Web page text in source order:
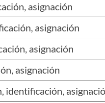
asignación
asignación
asignación
asignación
identificación,